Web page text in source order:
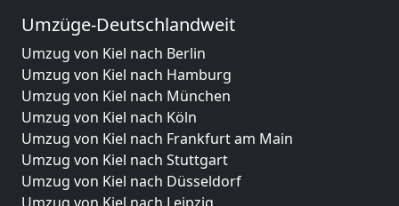
Umzüge-Deutschlandweit
Umzug von Kiel nach Berlin
Umzug von Kiel nach Hamburg
Umzug von Kiel nach München
Umzug von Kiel nach Köln
Umzug von Kiel nach Frankfurt am Main
Umzug von Kiel nach Stuttgart
Umzug von Kiel nach Düsseldorf
Umzug von Kiel nach Leipzig